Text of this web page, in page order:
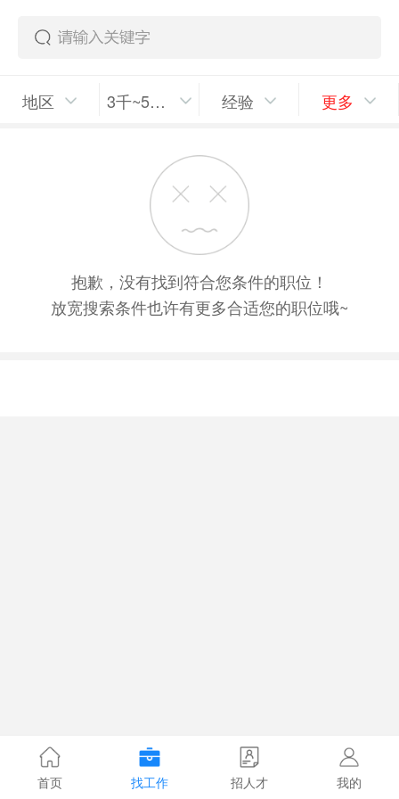
地区 3千~5千/月 经验 更多
抱歉，没有找到符合您条件的职位！
放宽搜索条件也许有更多合适您的职位哦~
首页 找工作 招人才 我的